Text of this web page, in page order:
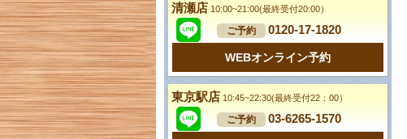
清瀬店 10:00~21:00(最終受付20:00）
ご予約 0120-17-1820
WEBオンライン予約
東京駅店 10:45~22:30(最終受付22：00）
ご予約 03-6265-1570